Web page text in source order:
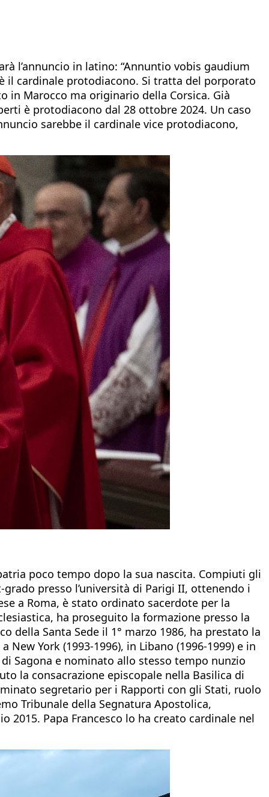
l’annuncio in latino: “Annuntio vobis gaudium
il cardinale protodiacono. Si tratta del porporato
in Marocco ma originario della Corsica. Già
è protodiacono dal 28 ottobre 2024. Un caso
sarebbe il cardinale vice protodiacono,
poco tempo dopo la sua nascita. Compiuti gli
presso l’università di Parigi II, ottenendo i
a Roma, è stato ordinato sacerdote per la
ha proseguito la formazione presso la
Santa Sede il 1° marzo 1986, ha prestato la
York (1993-1996), in Libano (1996-1999) e in
Sagona e nominato allo stesso tempo nunzio
la consacrazione episcopale nella Basilica di
segretario per i Rapporti con gli Stati, ruolo
Tribunale della Segnatura Apostolica,
Papa Francesco lo ha creato cardinale nel